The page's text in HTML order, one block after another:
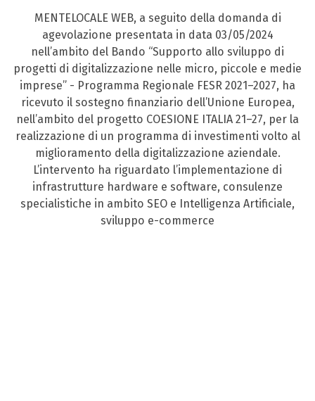
MENTELOCALE WEB, a seguito della domanda di
agevolazione presentata in data 03/05/2024
nell’ambito del Bando “Supporto allo sviluppo di
progetti di digitalizzazione nelle micro, piccole e medie
imprese” - Programma Regionale FESR 2021–2027, ha
ricevuto il sostegno finanziario dell’Unione Europea,
nell’ambito del progetto COESIONE ITALIA 21–27, per la
realizzazione di un programma di investimenti volto al
miglioramento della digitalizzazione aziendale.
L’intervento ha riguardato l’implementazione di
infrastrutture hardware e software, consulenze
specialistiche in ambito SEO e Intelligenza Artificiale,
sviluppo e-commerce